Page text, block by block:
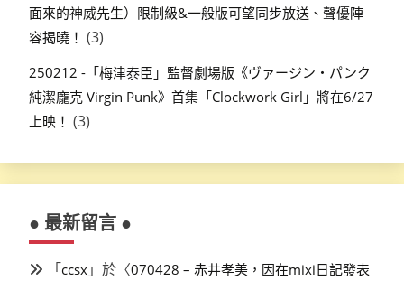
面來的神威先生）限制級&一般版可望同步放送、聲優陣
容揭曉！ (3)
250212 -「梅津泰臣」監督劇場版《ヴァージン・パンク
純潔龐克 Virgin Punk》首集「Clockwork Girl」將在6/27
上映！ (3)
● 最新留言 ●
「ccsx 」於〈070428 – 赤井孝美，因在mixi日記發表